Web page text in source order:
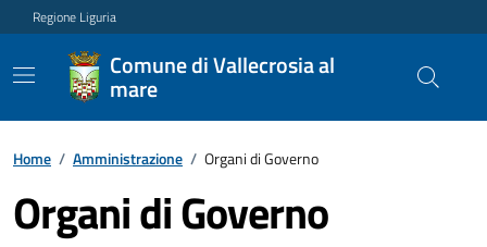
Regione Liguria
Comune di Vallecrosia al
mare
Home / Amministrazione / Organi di Governo
Organi di Governo